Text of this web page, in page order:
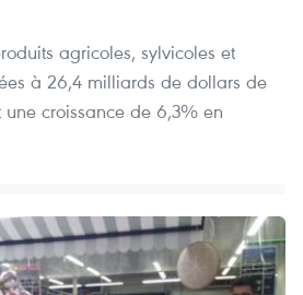
agricoles, sylvicoles et
à 26,4 milliards de dollars de
croissance de 6,3% en